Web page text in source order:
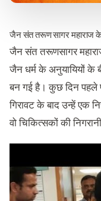
जैन संत तरूण सागर महाराज के
जैन संत तरूणसागर
जैन धर्म के अनुयायियों के
बन गई है। कुछ दिन पहले
गिरावट के बाद उन्हें एक
वो चिकित्सकों की